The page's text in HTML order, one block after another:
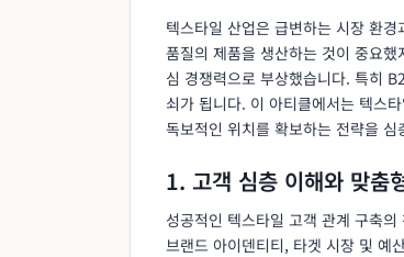
텍스타일 산업은 급변하는 시장 환
품질의 제품을 생산하는 것이 중요
심 경쟁력으로 부상했습니다. 특히
쇠가 됩니다. 이 아티클에서는 텍스
독보적인 위치를 확보하는 전략을 심
1. 고객 심층 이해와 맞춤
성공적인 텍스타일 고객 관계 구축
브랜드 아이덴티티, 타겟 시장 및 예